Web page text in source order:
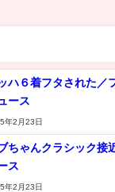
ハ６着フタされた／
ース
年2月23日
ちゃんクラシック接
ス
年2月23日